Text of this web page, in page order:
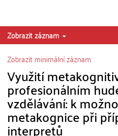
Zobrazit záznam
Zobrazit minimální záznam
Využití
profesionálním
vzdělávání: k
metakognice při
interpretů